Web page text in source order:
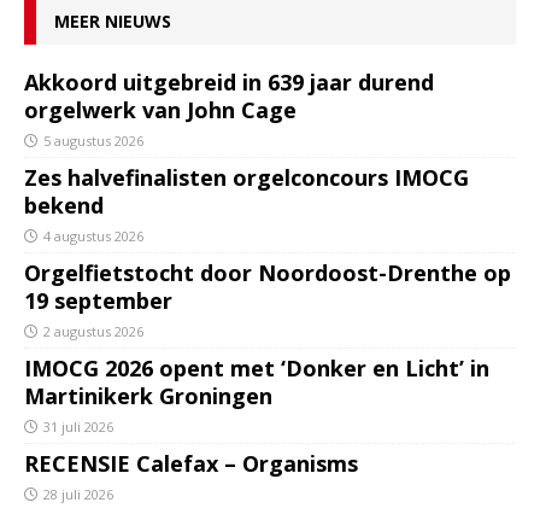
MEER NIEUWS
Akkoord uitgebreid in 639 jaar durend
orgelwerk van John Cage
5 augustus 2026
Zes halvefinalisten orgelconcours IMOCG
bekend
4 augustus 2026
Orgelfietstocht door Noordoost-Drenthe op
19 september
2 augustus 2026
IMOCG 2026 opent met ‘Donker en Licht’ in
Martinikerk Groningen
31 juli 2026
RECENSIE Calefax – Organisms
28 juli 2026